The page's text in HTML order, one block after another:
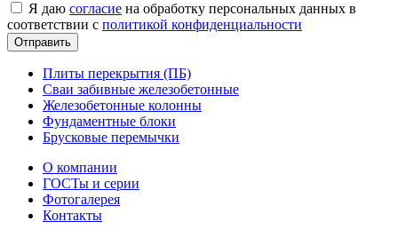
Я даю согласие на обработку персональных данных в
соответствии с политикой конфиденциальности
Плиты перекрытия (ПБ)
Сваи забивные железобетонные
Железобетонные колонны
Фундаментные блоки
Брусковые перемычки
О компании
ГОСТы и серии
Фотогалерея
Контакты